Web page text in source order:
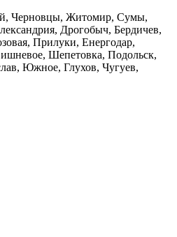
Черновцы, Житомир, Сумы,
Дрогобыч, Бердичев,
Прилуки, Енергодар,
Шепетовка, Подольск,
Южное, Глухов, Чугуев,